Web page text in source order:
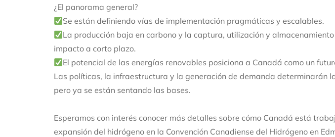
¿El panorama general?
Se están definiendo vías de implementación pragmáticas y escalables.
La producción baja en carbono y la captura, utilización y
impacto a corto plazo.
El potencial de las energías renovables posiciona a Canadá como un
Las políticas, la infraestructura y la generación de demanda determinarán
pero ya se están sentando las bases.
Esperamos con interés conocer más detalles sobre cómo Canadá está
expansión del hidrógeno en la Convención Canadiense del Hidrógeno en